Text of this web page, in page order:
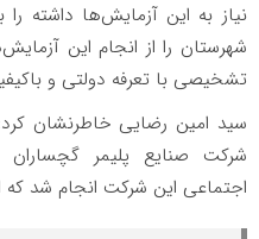
نیاز به این آزمایش‌ها داشته
شهرستان را از انجام این
تشخیصی با تعرفه دولتی و
سید امین رضایی خاطرنشان
شرکت صنایع پلیمر
اجتماعی این شرکت انجام شد که